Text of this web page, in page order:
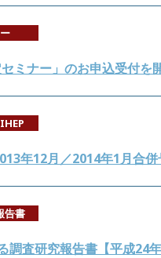
ミナー」のお申込受付を
年12月／2014年1月合併
告書
調査研究報告書【平成24